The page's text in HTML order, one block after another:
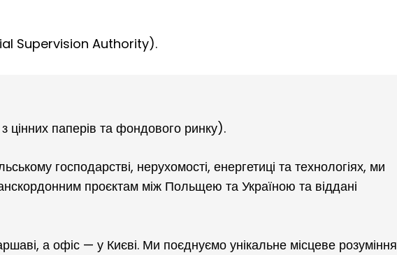
Supervision Authority).
цінних паперів та фондового ринку).
господарстві, нерухомості, енергетиці та технологіях, ми
проєктам між Польщею та Україною та віддані
а офіс — у Києві. Ми поєднуємо унікальне місцеве розуміння